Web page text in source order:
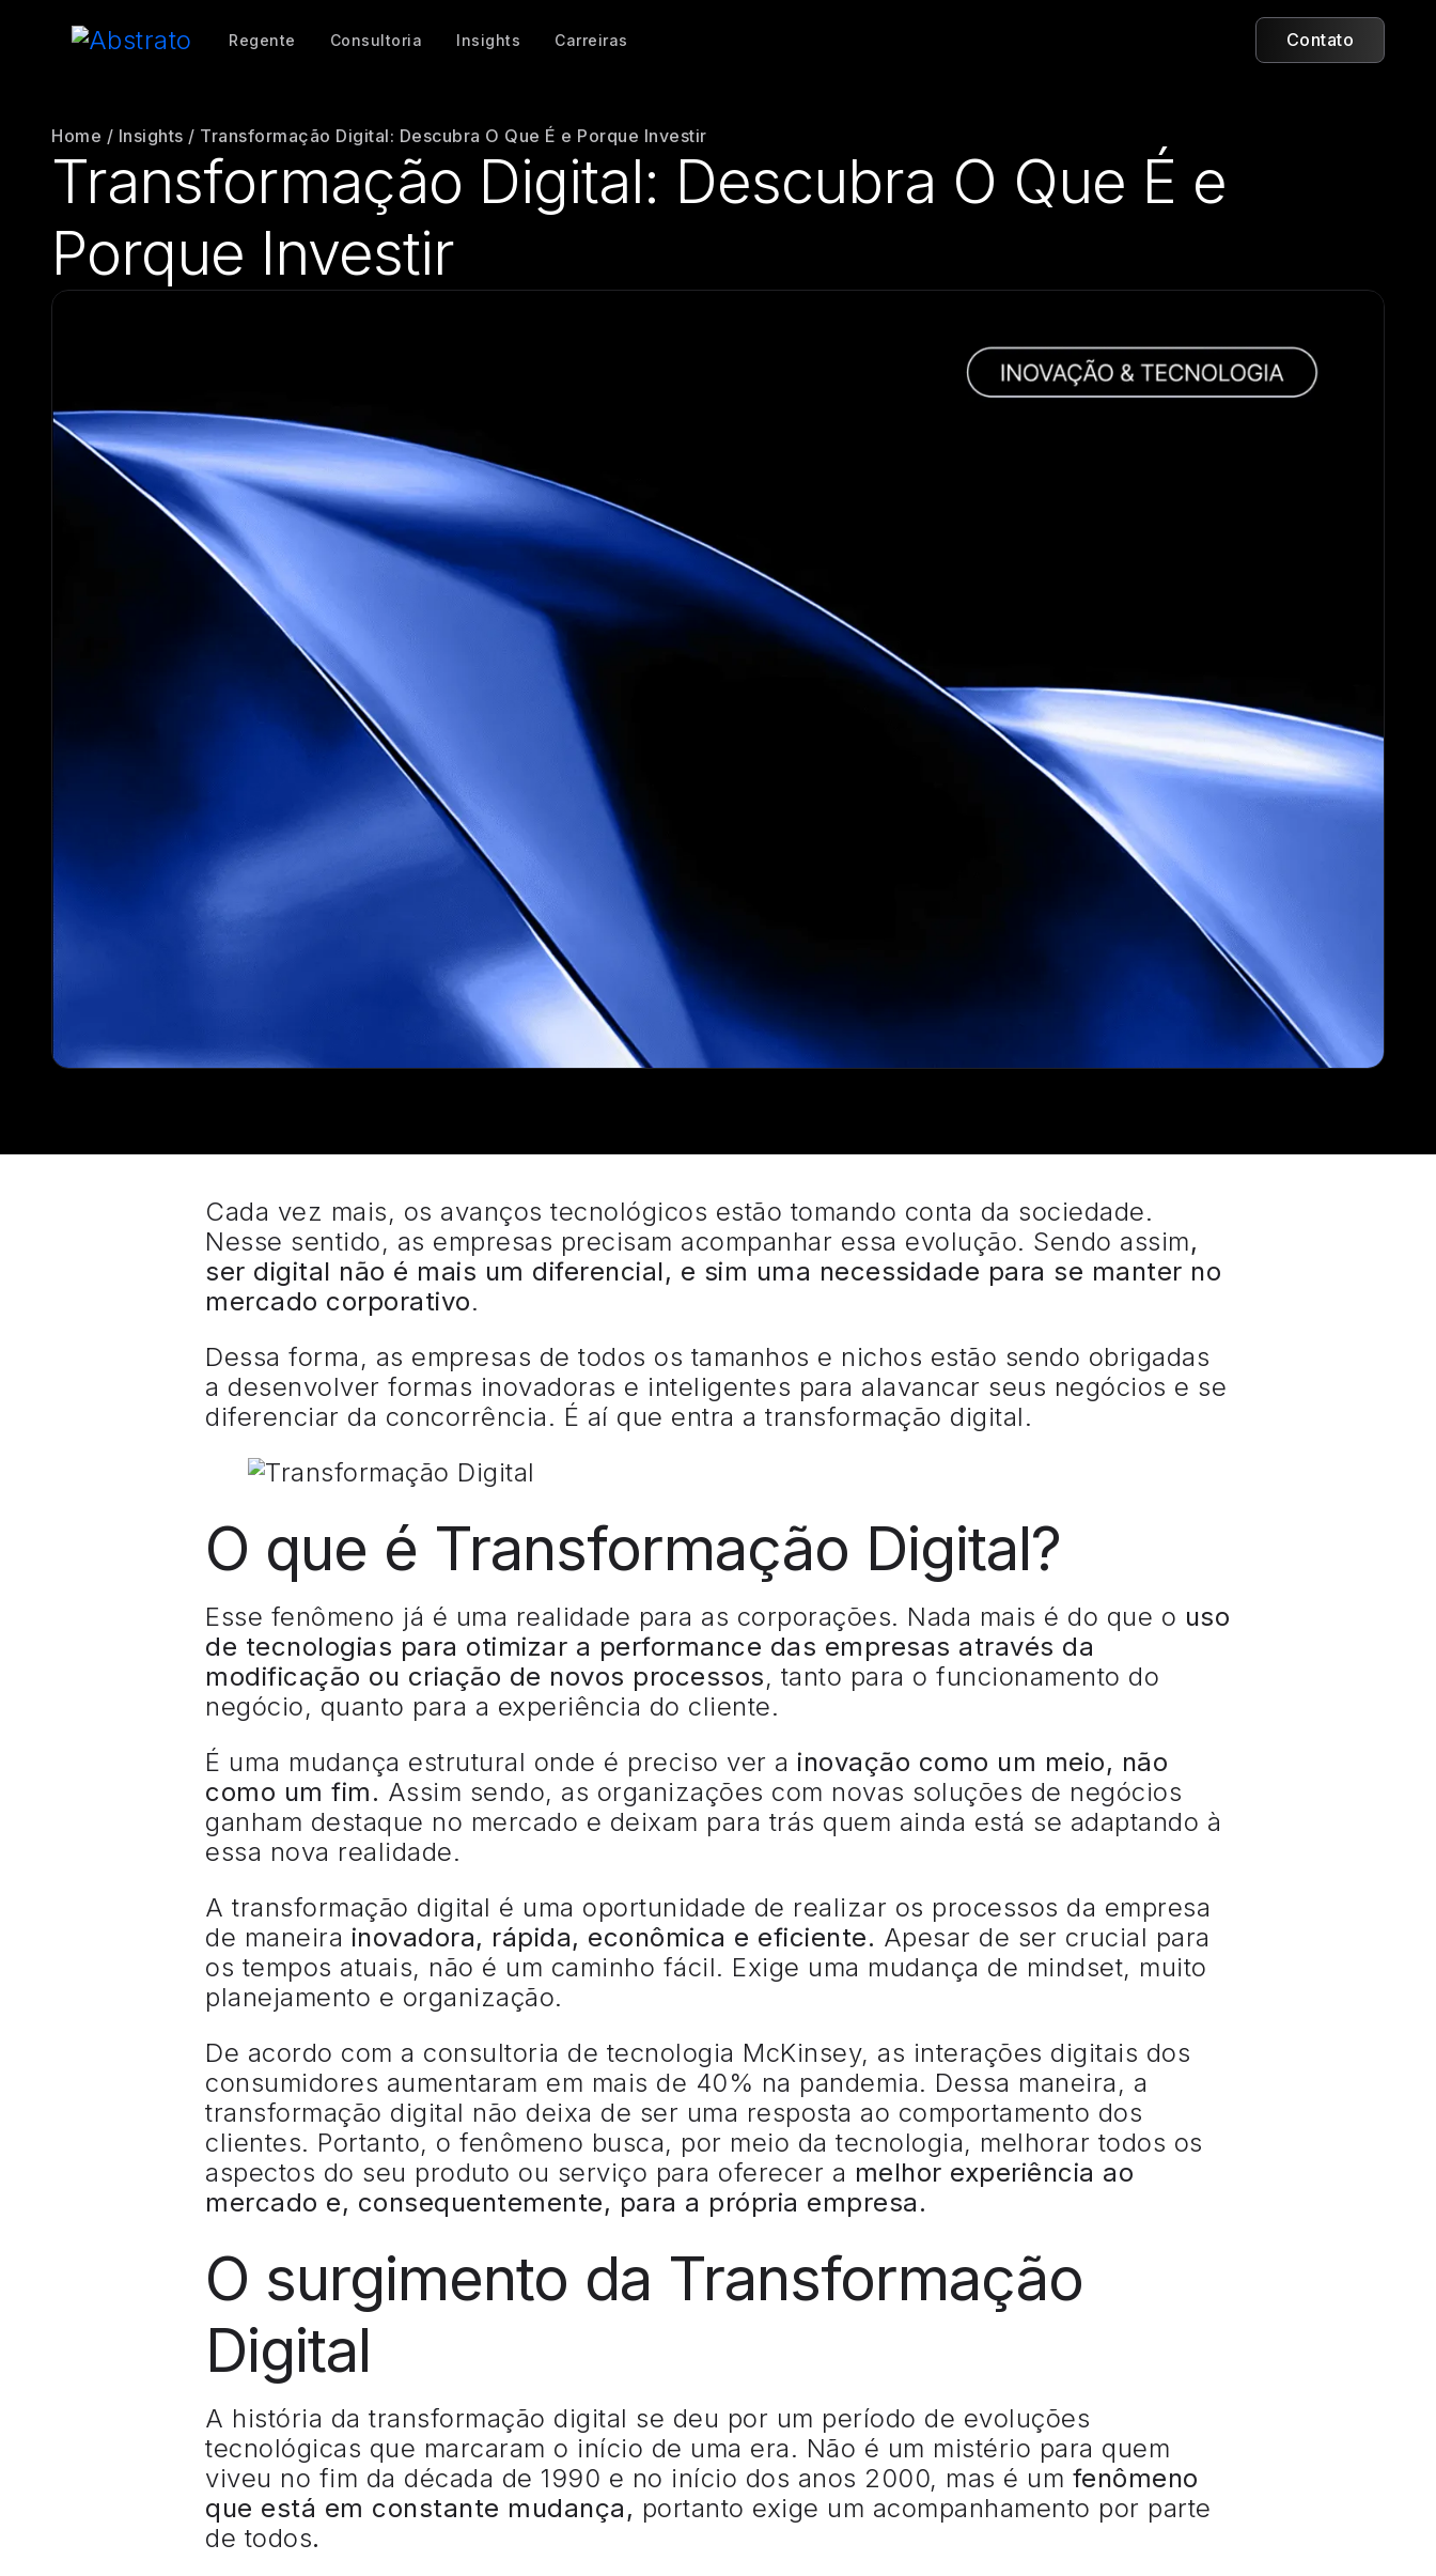
Regente Consultoria Insights Carreiras Contato
Home / Insights / Transformação Digital: Descubra O Que É e Porque Investir
Transformação Digital: Descubra O Que É e
Porque Investir
Cada vez mais, os avanços tecnológicos estão tomando conta da sociedade.
Nesse sentido, as empresas precisam acompanhar essa evolução. Sendo assim,
ser digital não é mais um diferencial, e sim uma necessidade para se manter no
mercado corporativo.
Dessa forma, as empresas de todos os tamanhos e nichos estão sendo obrigadas
a desenvolver formas inovadoras e inteligentes para alavancar seus negócios e se
diferenciar da concorrência. É aí que entra a transformação digital.
O que é Transformação Digital?
Esse fenômeno já é uma realidade para as corporações. Nada mais é do que o uso
de tecnologias para otimizar a performance das empresas através da
modificação ou criação de novos processos, tanto para o funcionamento do
negócio, quanto para a experiência do cliente.
É uma mudança estrutural onde é preciso ver a inovação como um meio, não
como um fim. Assim sendo, as organizações com novas soluções de negócios
ganham destaque no mercado e deixam para trás quem ainda está se adaptando à
essa nova realidade.
A transformação digital é uma oportunidade de realizar os processos da empresa
de maneira inovadora, rápida, econômica e eficiente. Apesar de ser crucial para
os tempos atuais, não é um caminho fácil. Exige uma mudança de mindset, muito
planejamento e organização.
De acordo com a consultoria de tecnologia McKinsey, as interações digitais dos
consumidores aumentaram em mais de 40% na pandemia. Dessa maneira, a
transformação digital não deixa de ser uma resposta ao comportamento dos
clientes. Portanto, o fenômeno busca, por meio da tecnologia, melhorar todos os
aspectos do seu produto ou serviço para oferecer a melhor experiência ao
mercado e, consequentemente, para a própria empresa.
O surgimento da Transformação
Digital
A história da transformação digital se deu por um período de evoluções
tecnológicas que marcaram o início de uma era. Não é um mistério para quem
viveu no fim da década de 1990 e no início dos anos 2000, mas é um fenômeno
que está em constante mudança, portanto exige um acompanhamento por parte
de todos.